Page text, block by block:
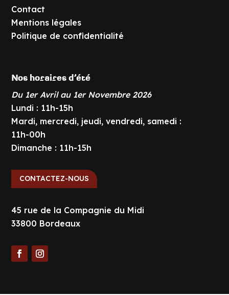
Contact
Mentions légales
Politique de confidentialité
Nos horaires d’été
Du 1er Avril au 1er Novembre 2026
Lundi : 11h-15h
Mardi, mercredi, jeudi, vendredi, samedi :
11h-00h
Dimanche : 11h-15h
CONTACTEZ-NOUS
45 rue de la Compagnie du Midi
33800 Bordeaux